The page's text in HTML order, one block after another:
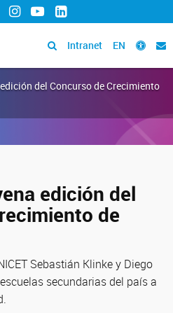
Instagram
YouTubeLinkedIn
Intranet EN
del Concurso de Crecimiento
edición del
de
Sebastián Klinke y Diego
secundarias del país a